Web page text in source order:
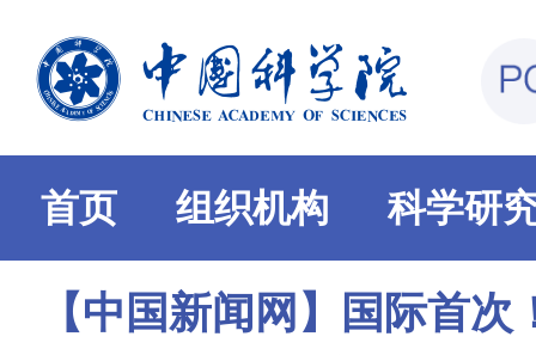
首页 组织机构 科学研
【中国新闻网】国际首